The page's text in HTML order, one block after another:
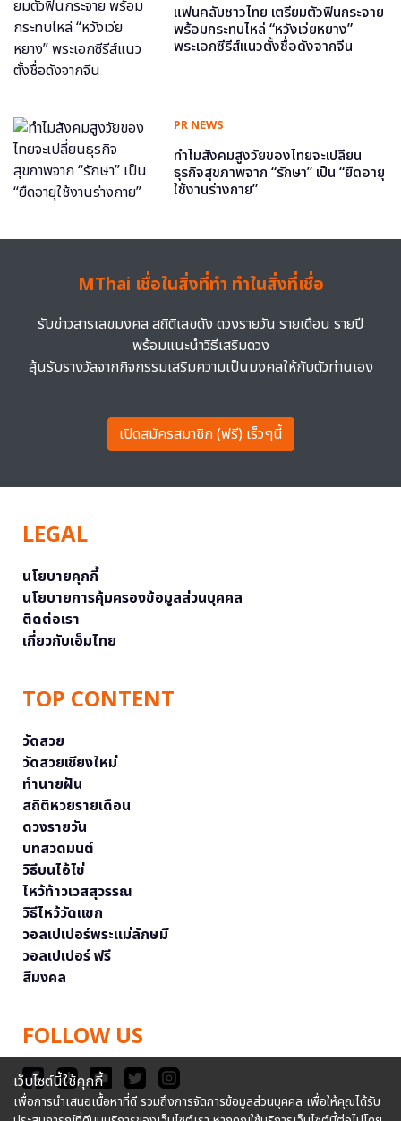
แฟนคลับชาวไทย เตรียมตัวฟินกระจาย
พร้อมกระทบไหล่ “หวังเว่ยหยาง”
พระเอกซีรีส์แนวตั้งชื่อดังจากจีน
PR NEWS
ทำไมสังคมสูงวัยของไทยจะเปลี่ยน
ธุรกิจสุขภาพจาก “รักษา” เป็น “ยืดอายุ
ใช้งานร่างกาย”
MThai เชื่อในสิ่งที่ทำ ทำในสิ่งที่เชื่อ
รับข่าวสารเลขมงคล สถิติเลขดัง ดวงรายวัน รายเดือน รายปี
พร้อมแนะนำวิธีเสริมดวง
ลุ้นรับรางวัลจากกิจกรรมเสริมความเป็นมงคลให้กับตัวท่านเอง
เปิดสมัครสมาชิก (ฟรี) เร็วๆนี้
LEGAL
นโยบายคุกกี้
นโยบายการคุ้มครองข้อมูลส่วนบุคคล
ติดต่อเรา
เกี่ยวกับเอ็มไทย
TOP CONTENT
วัดสวย
วัดสวยเชียงใหม่
ทำนายฝัน
สถิติหวยรายเดือน
ดวงรายวัน
บทสวดมนต์
วิธีบนไอ้ไข่
ไหว้ท้าวเวสสุวรรณ
วิธีไหว้วัดแขก
วอลเปเปอร์พระแม่ลักษมี
วอลเปเปอร์ ฟรี
สีมงคล
FOLLOW US
เว็บไซต์นี้ใช้คุกกี้
เพื่อการนำเสนอเนื้อหาที่ดี รวมถึงการจัดการข้อมูลส่วนบุคคล เพื่อให้คุณได้รับ